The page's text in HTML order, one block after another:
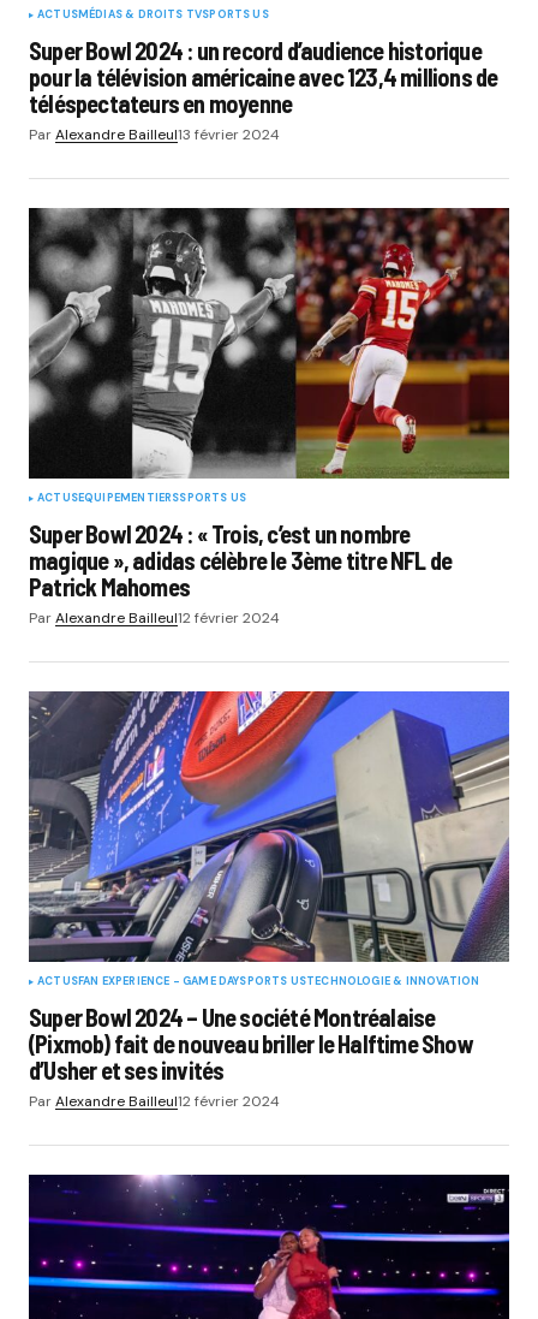
ACTUSMÉDIAS & DROITS TVSPORTS US
Super Bowl 2024 : un record d’audience historique
pour la télévision américaine avec 123,4 millions de
téléspectateurs en moyenne
ParAlexandre Bailleul13 février 2024
ACTUSEQUIPEMENTIERSSPORTS US
Super Bowl 2024 : « Trois, c’est un nombre
magique », adidas célèbre le 3ème titre NFL de
Patrick Mahomes
ParAlexandre Bailleul12 février 2024
ACTUSFAN EXPERIENCE - GAME DAYSPORTS USTECHNOLOGIE & INNOVATION
Super Bowl 2024 – Une société Montréalaise
(Pixmob) fait de nouveau briller le Halftime Show
d’Usher et ses invités
ParAlexandre Bailleul12 février 2024